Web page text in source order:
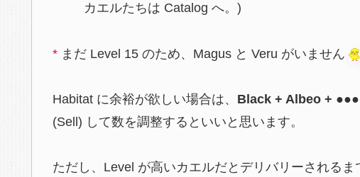
カエルたちは Catalog へ。)
* まだ Level 15 のため、Magus と Veru がいません
Habitat に余裕が欲しい場合は、 Black + Albeo + ●●●
(Sell) して数を調整するといいと思います。
ただし、Level が高いカエルだとデリバリーされる